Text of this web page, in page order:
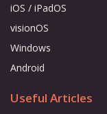
iOS / iPadOS
visionOS
Windows
Android
Useful Articles